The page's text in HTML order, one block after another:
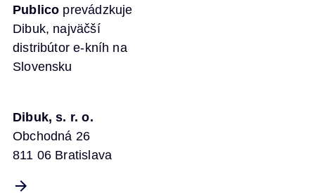
Publico prevádzkuje
Dibuk, najväčší
distribútor e-kníh na
Slovensku
Dibuk, s. r. o.
Obchodná 26
811 06 Bratislava